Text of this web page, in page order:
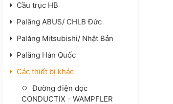
Cầu trục HB
Palăng ABUS/ CHLB Đức
Palăng Mitsubishi/ Nhật Bản
Palăng Hàn Quốc
Các thiết bị khác
Đường điện dọc
CONDUCTIX - WAMPFLER